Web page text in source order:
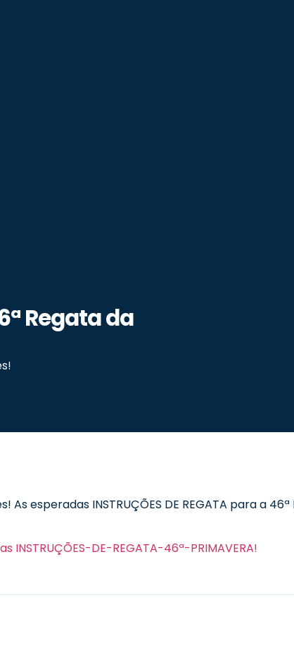
Regata da
esperadas INSTRUÇÕES DE REGATA para a
INSTRUÇÕES-DE-REGATA-46ª-PRIMAVERA!